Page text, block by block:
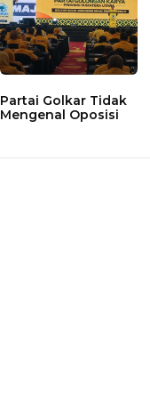
Partai Golkar Tidak
Mengenal Oposisi